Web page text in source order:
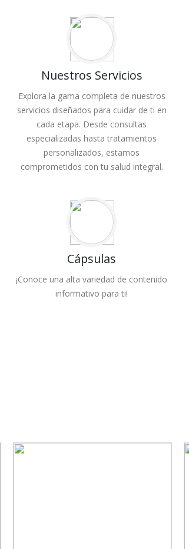
Nuestros Servicios
Explora la gama completa de nuestros
servicios diseñados para cuidar de ti en
cada etapa. Desde consultas
especializadas hasta tratamientos
personalizados, estamos
comprometidos con tu salud integral.
Cápsulas
¡Conoce una alta variedad de contenido
informativo para ti!